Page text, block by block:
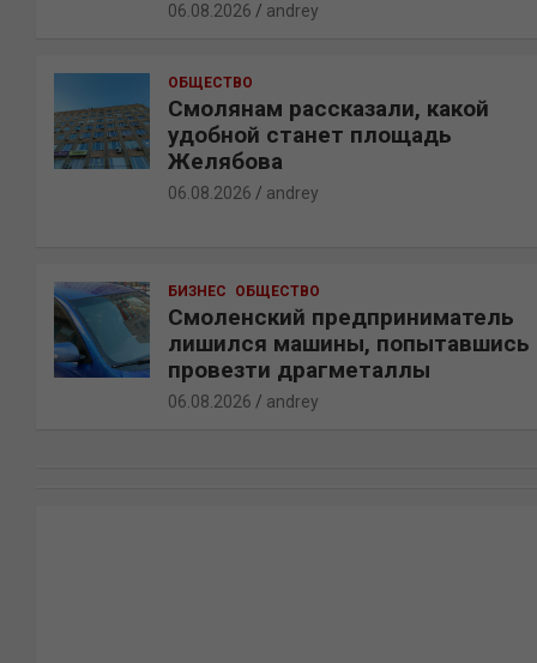
06.08.2026 andrey
ОБЩЕСТВО
Смолянам рассказали, какой
удобной станет площадь
Желябова
06.08.2026 andrey
БИЗНЕС ОБЩЕСТВО
Смоленский предприниматель
лишился машины, попытавшись
провезти драгметаллы
06.08.2026 andrey